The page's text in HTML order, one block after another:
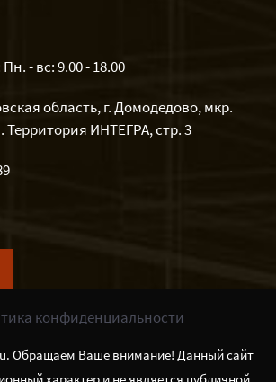
- вс: 9.00 - 18.00
область, г. Домодедово, мкр.
Территория ИНТЕГРА, стр. 3
конфиденциальности
Обращаем Ваше внимание! Данный сайт